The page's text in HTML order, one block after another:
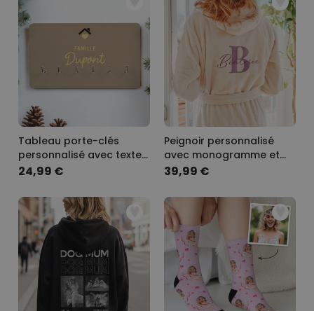
Tableau porte-clés
personnalisé avec texte
et symbole
24,99 €
Peignoir personnalisé
avec monogramme et
nom
39,99 €